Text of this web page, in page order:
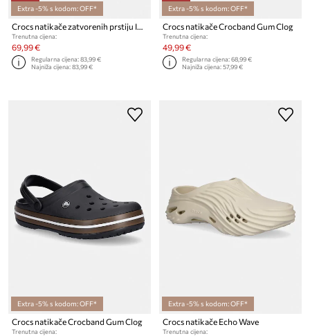
Extra -5% s kodom: OFF*
Trenutna cijena:
69,99 €
Regularna cijena:83,99 €
Najniža cijena:83,99 €
Extra -5% s kodom: OFF*
Crocs natikače Crocband Gum Clog
Trenutna cijena:
49,99 €
Regularna cijena:68,99 €
Najniža cijena:57,99 €
Extra -5% s kodom: OFF*
Crocs natikače Crocband Gum Clog
Trenutna cijena:
Extra -5% s kodom: OFF*
Crocs natikače Echo Wave
Trenutna cijena: